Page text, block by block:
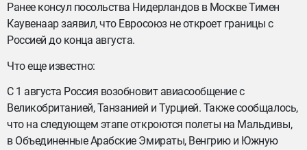
Ранее консул посольства Нидерландов в Москве Тимен
Каувенаар заявил, что Евросоюз не откроет границы с
Россией до конца августа.
Что еще известно:
С 1 августа Россия возобновит авиасообщение с
Великобританией, Танзанией и Турцией. Также сообщалось,
что на следующем этапе откроются полеты на Мальдивы,
в Объединенные Арабские Эмираты, Венгрию и Южную